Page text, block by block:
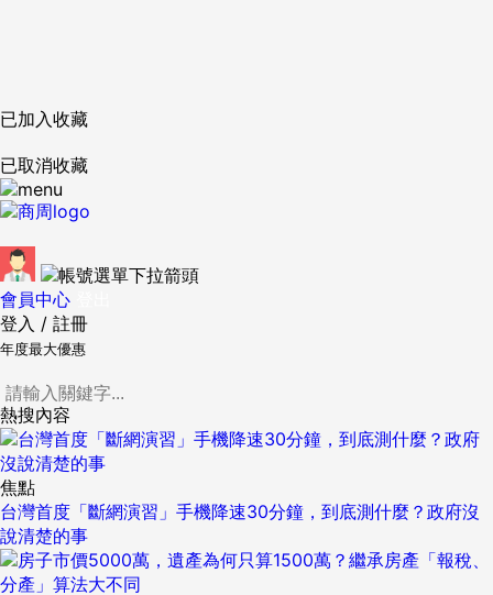
已加入收藏
已取消收藏
會員中心
登入 / 註冊
年度最大優惠
熱搜內容
焦點
台灣首度「斷網演習」手機降速30分鐘，到底測什麼？政府沒
說清楚的事